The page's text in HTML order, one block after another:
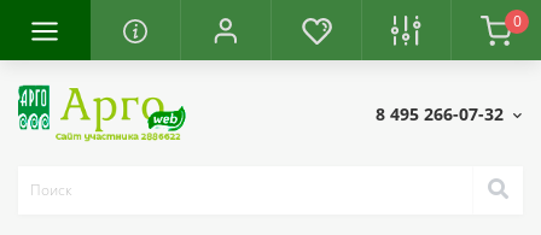
0
8 495 266-07-32